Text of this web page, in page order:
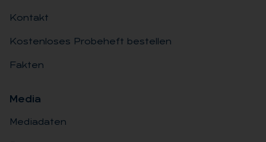
Kontakt
Kostenloses Probeheft bestellen
Fakten
Me­dia
Mediadaten